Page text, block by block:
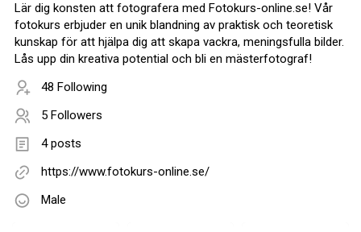
Lär dig konsten att fotografera med Fotokurs-online.se! Vår
fotokurs erbjuder en unik blandning av praktisk och teoretisk
kunskap för att hjälpa dig att skapa vackra, meningsfulla bilder.
Lås upp din kreativa potential och bli en mästerfotograf!
48 Following
5 Followers
4 posts
https://www.fotokurs-online.se/
Male